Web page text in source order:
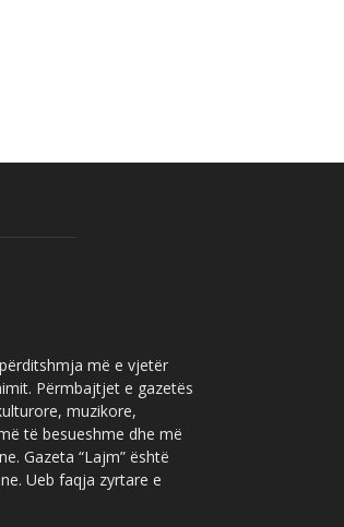
më e vjetër
Përmbajtjet e gazetës
muzikore,
të besueshme dhe më
Gazeta “Lajm” është
Ueb faqja zyrtare e